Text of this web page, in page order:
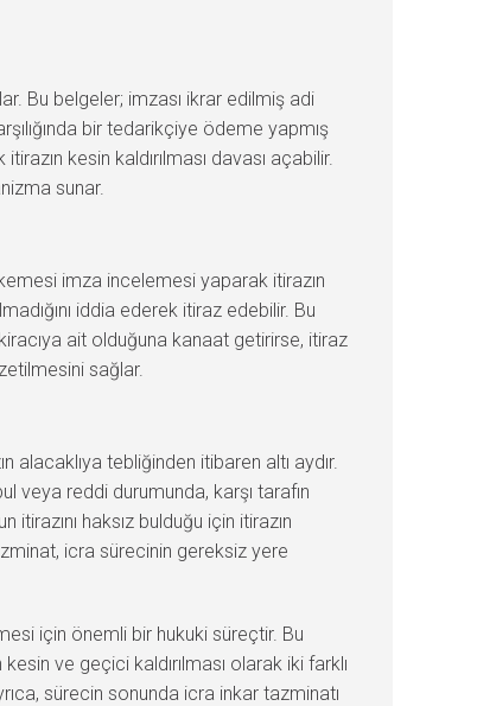
Bu belgeler; imzası ikrar edilmiş adi
bir tedarikçiye ödeme yapmış
kesin kaldırılması davası açabilir.
sunar.
imza incelemesi yaparak itirazın
iddia ederek itiraz edebilir. Bu
ait olduğuna kanaat getirirse, itiraz
sağlar.
alacaklıya tebliğinden itibaren altı aydır.
veya reddi durumunda, karşı tarafın
haksız bulduğu için itirazın
icra sürecinin gereksiz yere
için önemli bir hukuki süreçtir. Bu
ve geçici kaldırılması olarak iki farklı
sürecin sonunda icra inkar tazminatı